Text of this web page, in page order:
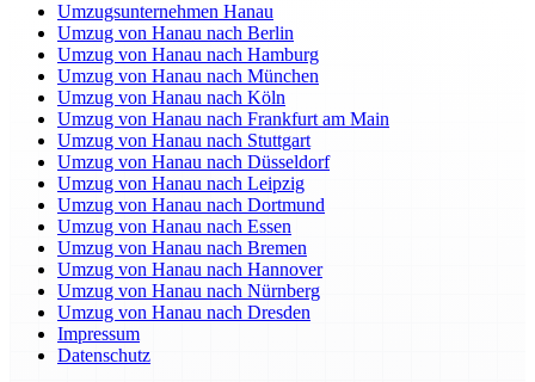
Umzugsunternehmen Hanau
Umzug von Hanau nach Berlin
Umzug von Hanau nach Hamburg
Umzug von Hanau nach München
Umzug von Hanau nach Köln
Umzug von Hanau nach Frankfurt am Main
Umzug von Hanau nach Stuttgart
Umzug von Hanau nach Düsseldorf
Umzug von Hanau nach Leipzig
Umzug von Hanau nach Dortmund
Umzug von Hanau nach Essen
Umzug von Hanau nach Bremen
Umzug von Hanau nach Hannover
Umzug von Hanau nach Nürnberg
Umzug von Hanau nach Dresden
Impressum
Datenschutz